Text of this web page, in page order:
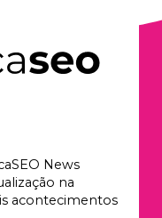
News
na
acontecimentos